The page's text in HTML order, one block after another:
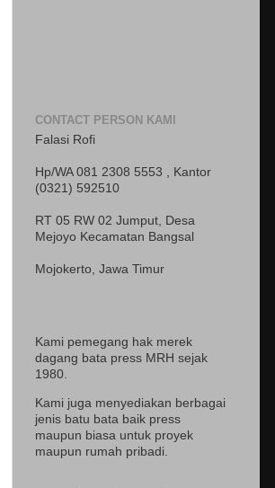
CONTACT PERSON KAMI
Falasi Rofi
Hp/WA 081 2308 5553 , Kantor
(0321) 592510
RT 05 RW 02 Jumput, Desa
Mejoyo Kecamatan Bangsal
Mojokerto, Jawa Timur
Kami pemegang hak merek
dagang bata press MRH sejak
1980.
Kami juga menyediakan berbagai
jenis batu bata baik press
maupun biasa untuk proyek
maupun rumah pribadi.